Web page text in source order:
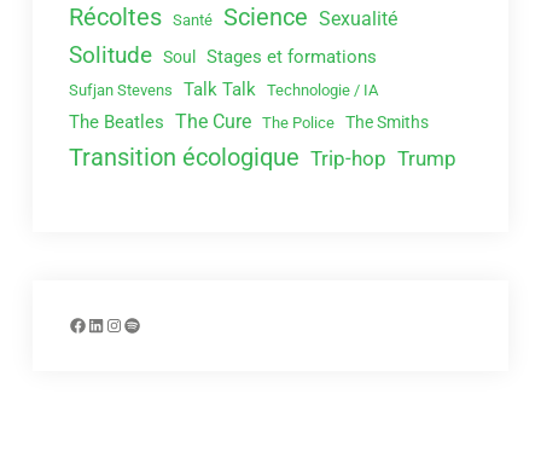
Récoltes Santé Science Sexualité
Solitude Soul Stages et formations
Sufjan Stevens Talk Talk Technologie / IA
The Beatles The Cure The Police The Smiths
Transition écologique Trip-hop Trump
Facebook
LinkedIn
Instagram
Spotify